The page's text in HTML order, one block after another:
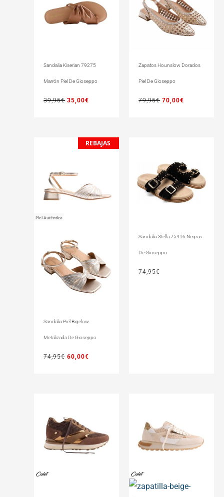
Sandalia Kiserian 79275
Marrón Piel De Gioseppo
39,95€ 35,00€
Zapatos Hounslow Dorados
Piel De Gioseppo
79,95€ 70,00€
Piel Auténtica
REBAJAS
Sandalia Piel Bigelow
Metalizada De Gioseppo
74,95€
74,95€.
60,00€
El
60,00€.
Sandalia Stella 75416 Negras
De Gioseppo
74,95€